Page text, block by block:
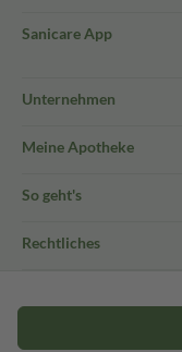
Sanicare App
Unternehmen
Meine Apotheke
So geht's
Rechtliches